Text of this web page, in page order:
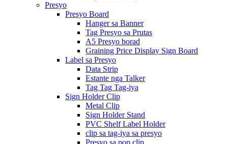
Presyo
Presyo Board
Hanger sa Banner
Tag Presyo sa Prutas
A5 Presyo borad
Graining Price Display Sign Board
Label sa Presyo
Data Strip
Estante nga Talker
Tag Tag Tag-iya
Sign Holder Clip
Metal Clip
Sign Holder Stand
PVC Shelf Label Holder
clip sa tag-iya sa presyo
Presyo sa pop clip